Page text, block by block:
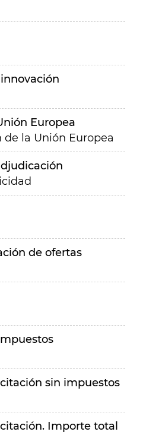
Europea
la Unión Europea
de ofertas
sin impuestos
Importe total